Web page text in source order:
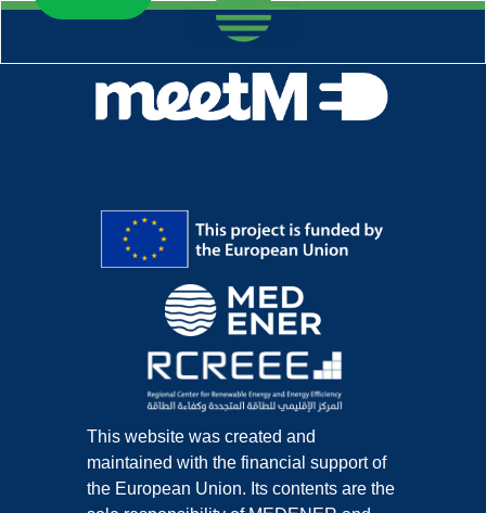
This website was created and
maintained with the financial support of
the European Union. Its contents are the